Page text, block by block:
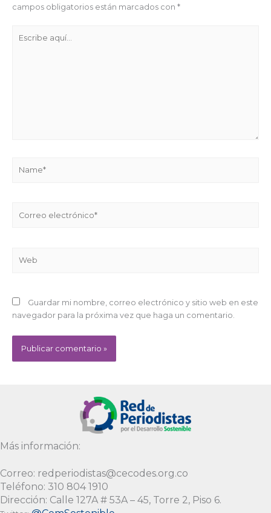
campos obligatorios están marcados con *
aquí...
electrónico*
Guardar mi nombre, correo electrónico y sitio web en este
navegador para la próxima vez que haga un comentario.
Más información:
Correo: redperiodistas@cecodes.org.co
Teléfono: 310 804 1910
Dirección: Calle 127A # 53A – 45, Torre 2, Piso 6.